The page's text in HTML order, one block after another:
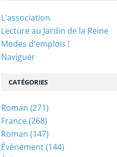
L'association
Lecture au Jardin de la Reine
Modes d'emplois !
Naviguer
CATÉGORIES
Roman (271)
France(268)
Roman (147)
Évènement(144)